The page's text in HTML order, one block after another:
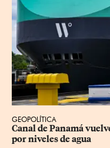
GEOPOLÍTICA
Canal de Panamá
por niveles de agua